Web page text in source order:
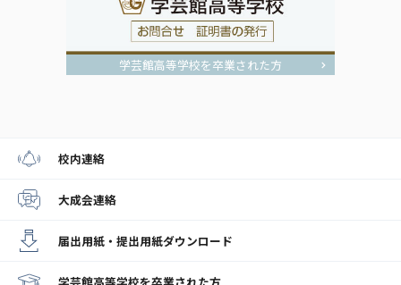
学芸館高等学校を卒業された方
校内連絡
大成会連絡
届出用紙・提出用紙ダウンロード